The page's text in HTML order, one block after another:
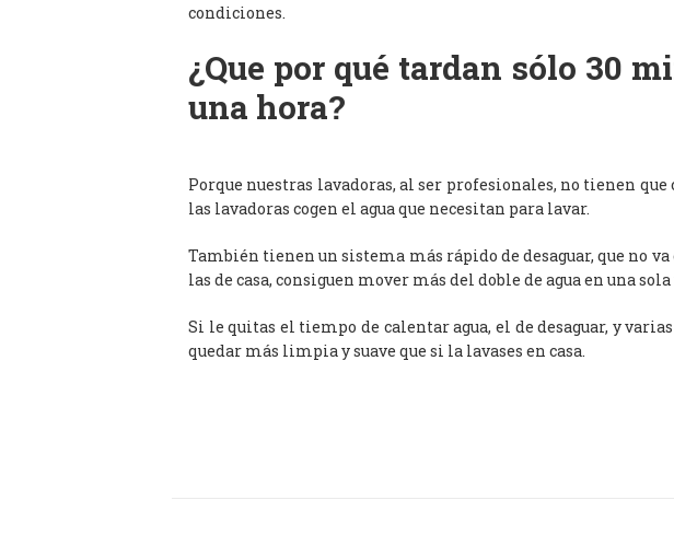
condiciones.
¿Que por qué tardan sólo 30
una hora?
Porque nuestras lavadoras, al ser profesionales, no tienen
las lavadoras cogen el agua que necesitan para lavar.
También tienen un sistema más rápido de desaguar, que no va
las de casa, consiguen mover más del doble de agua en una
Si le quitas el tiempo de calentar agua, el de desaguar, y
quedar más limpia y suave que si la lavases en casa.